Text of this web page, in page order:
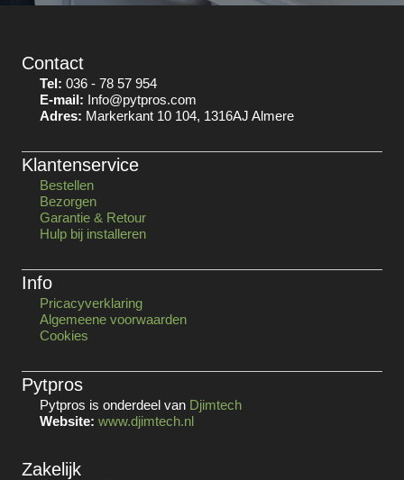
Contact
Tel: 036 - 78 57 954
E-mail: Info@pytpros.com
Adres: Markerkant 10 104, 1316AJ Almere
Klantenservice
Bestellen
Bezorgen
Garantie & Retour
Hulp bij installeren
Info
Pricacyverklaring
Algemeene voorwaarden
Cookies
Pytpros
Pytpros is onderdeel van Djimtech
Website: www.djimtech.nl
Zakelijk